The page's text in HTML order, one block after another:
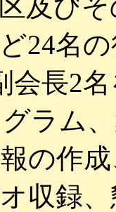
及び
24名
会長2
ラム
の作
収録